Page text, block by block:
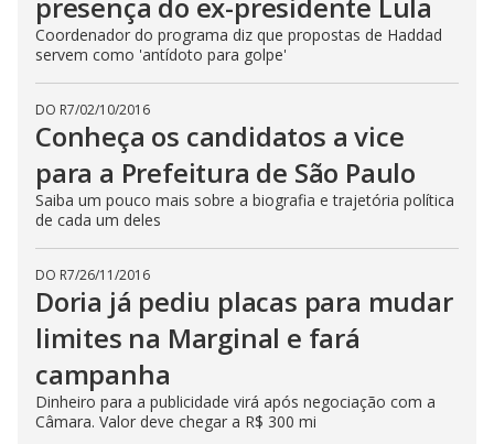
Coordenador do programa diz que propostas de Haddad
servem como 'antídoto para golpe'
DO R7/02/10/2016
Conheça os candidatos a vice
para a Prefeitura de São Paulo
Saiba um pouco mais sobre a biografia e trajetória política
de cada um deles
DO R7/26/11/2016
Doria já pediu placas para mudar
limites na Marginal e fará
campanha
Dinheiro para a publicidade virá após negociação com a
Câmara. Valor deve chegar a R$ 300 mi